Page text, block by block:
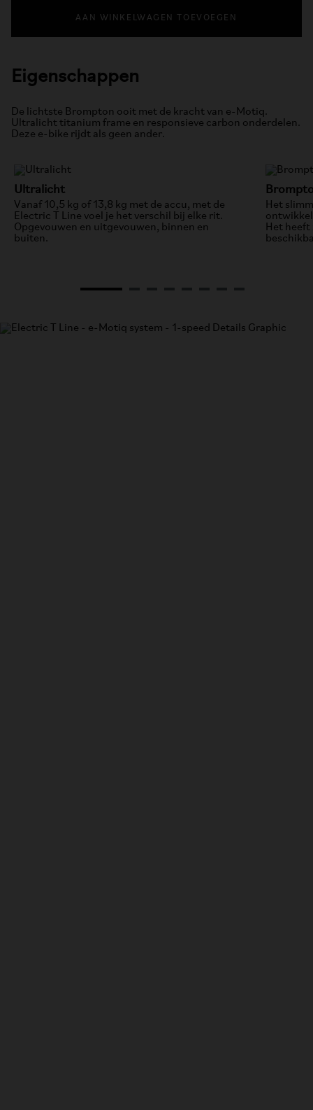
AAN WINKELWAGEN TOEVOEGEN
Eigenschappen
De lichtste Brompton ooit met de kracht van e-Motiq.
Ultralicht titanium frame en responsieve carbon onderdelen.
Deze e-bike rijdt als geen ander.
Ultralicht
Vanaf 10,5 kg of 13,8 kg met de accu, met de
Electric T Line voel je het verschil bij elke rit.
Opgevouwen en uitgevouwen, binnen en
buiten.
Het
Het heeft